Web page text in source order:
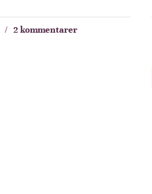
2 kommentarer